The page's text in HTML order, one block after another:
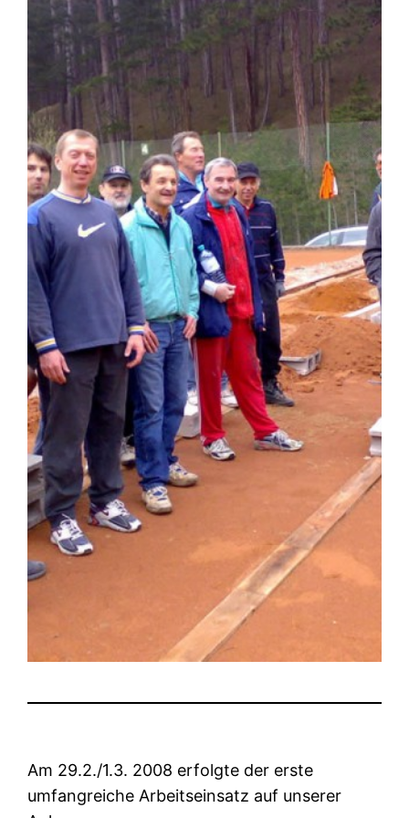
Am 29.2./1.3. 2008 erfolgte der erste
umfangreiche Arbeitseinsatz auf unserer